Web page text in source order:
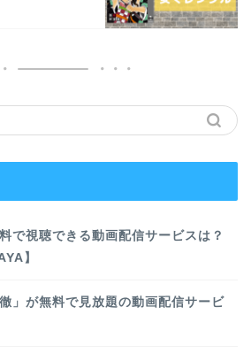
で視聴できる動画配信サービスは？
】
」が無料で見放題の動画配信サービ